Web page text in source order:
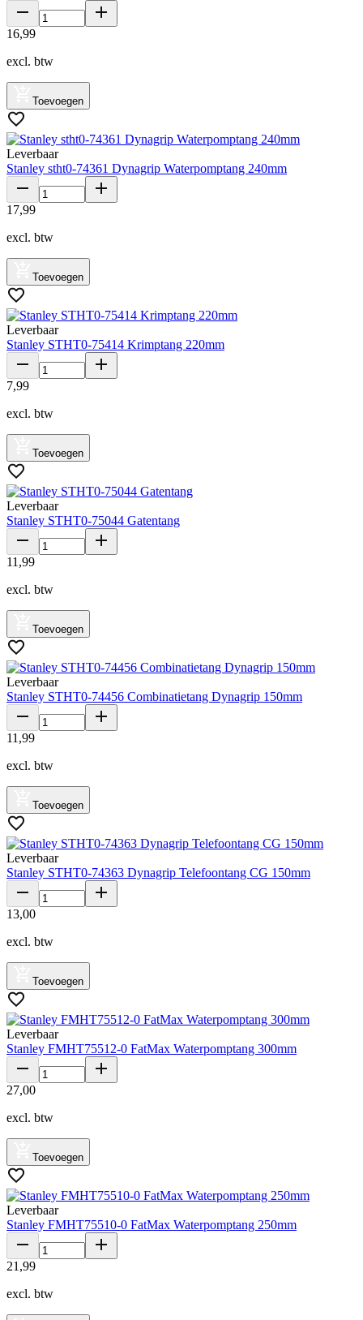
16,99
excl. btw
Toevoegen
Leverbaar
Stanley stht0-74361 Dynagrip Waterpomptang 240mm
17,99
excl. btw
Toevoegen
Leverbaar
Stanley STHT0-75414 Krimptang 220mm
7,99
excl. btw
Toevoegen
Leverbaar
Stanley STHT0-75044 Gatentang
11 ,99
excl. btw
Toevoegen
Leverbaar
Stanley STHT0-74456 Combinatietang Dynagrip 150mm
11 ,99
excl. btw
Toevoegen
Leverbaar
Stanley STHT0-74363 Dynagrip Telefoontang CG 150mm
13,00
excl. btw
Toevoegen
Leverbaar
Stanley FMHT75512-0 FatMax Waterpomptang 300mm
27,00
excl. btw
Toevoegen
Leverbaar
Stanley FMHT75510-0 FatMax Waterpomptang 250mm
21 ,99
excl. btw